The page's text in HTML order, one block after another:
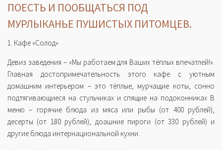
Товары и услуги Москвы
ПОЕСТЬ И ПООБЩАТЬСЯ ПОД
МУРЛЫКАНЬЕ ПУШИСТЫХ ПИТОМЦЕВ.
1. Кафе «Солод»
Девиз заведения – «Мы работаем для Ваших тёплых впечатлей!».
Главная достопримечательность этого кафе с уютным
домашним интерьером – это тёплые, мурчащие коты, сонно
подтягивающиеся на стульчиках и спящие на подоконниках В
меню – горячие блюда из мяса или рыбы (от 400 рублей),
десерты (от 180 рублей), доашние пироги (от 330 рублей) и
другие блюда интернациональной кухни.